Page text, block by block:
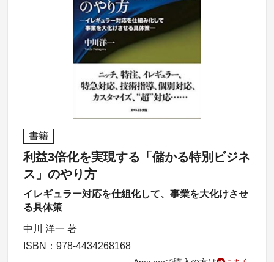
書籍
利益3倍化を実現する「儲かる特別ビジネ
ス」のやり方
イレギュラー対応を仕組化して、事業を大化けさせ
る具体策
中川 洋一 著
ISBN：978-4434268168